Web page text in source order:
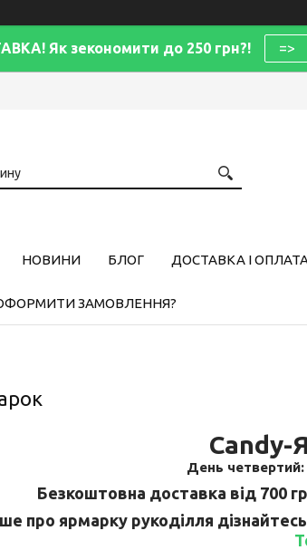
Як зекономити до 250 грн?! =>
НОВИНИ БЛОГ ДОСТАВКА І
ЗАМОВЛЕННЯ?
Candy-
День
Безкоштовна доставка від 700
про ярмарку рукоділля